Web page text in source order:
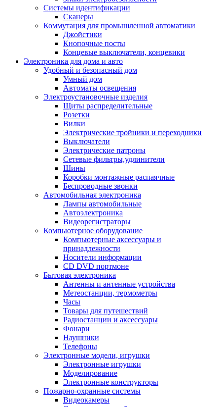
Системы идентификации
Сканеры
Коммутация для промышленной автоматики
Джойстики
Кнопочные посты
Концевые выключатели, концевики
Электроника для дома и авто
Удобный и безопасный дом
Умный дом
Автоматы освещения
Электроустановочные изделия
Щиты распределительные
Розетки
Вилки
Электрические тройники и переходники
Выключатели
Электрические патроны
Сетевые фильтры,удлинители
Шины
Коробки монтажные распаячные
Беспроводные звонки
Автомобильная электроника
Лампы автомобильные
Автоэлектроника
Видеорегистраторы
Компьютерное оборудование
Компьютерные аксессуары и
принадлежности
Носители информации
CD DVD портмоне
Бытовая электроника
Антенны и антенные устройства
Метеостанции, термометры
Часы
Товары для путешествий
Радиостанции и аксессуары
Фонари
Наушники
Телефоны
Электронные модели, игрушки
Электронные игрушки
Моделирование
Электронные конструкторы
Пожарно-охранные системы
Видеокамеры